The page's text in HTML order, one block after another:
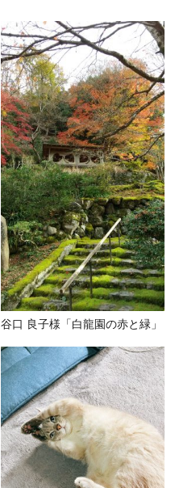
谷口 良子様「白龍園の赤と緑」